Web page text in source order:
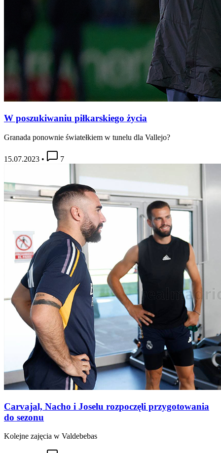
W poszukiwaniu piłkarskiego życia
Granada ponownie światełkiem w tunelu dla Vallejo?
15.07.2023 • 7
Carvajal, Nacho i Joselu rozpoczęli przygotowania
do sezonu
Kolejne zajęcia w Valdebebas